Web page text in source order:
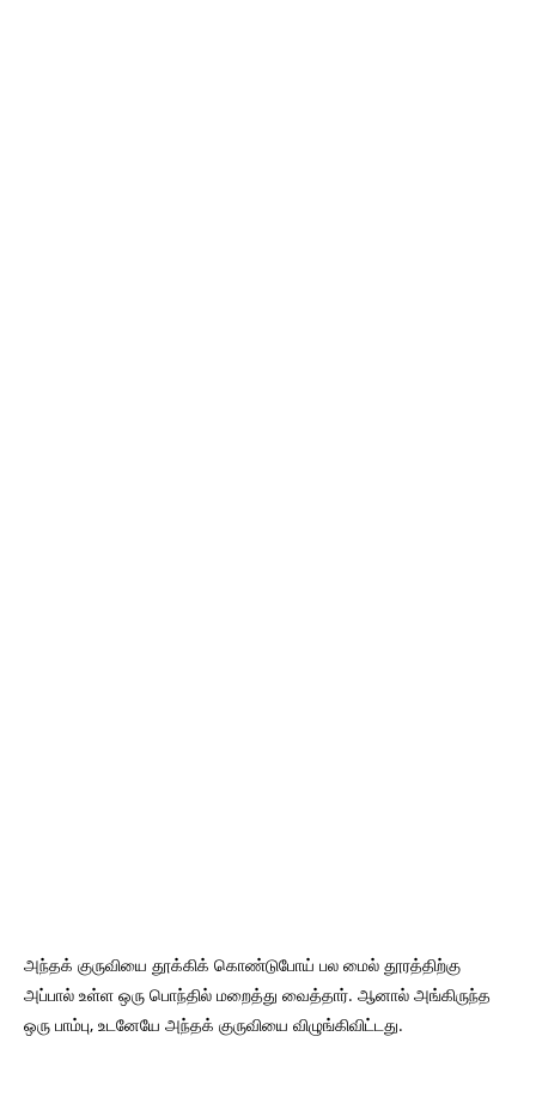
அந்தக் குருவியை தூக்கிக் கொண்டுபோய் பல மைல் தூரத்திற்கு
அப்பால் உள்ள ஒரு பொந்தில் மறைத்து வைத்தார். ஆனால் அங்கிருந்த
ஒரு பாம்பு, உடனேயே அந்தக் குருவியை விழுங்கிவிட்டது.